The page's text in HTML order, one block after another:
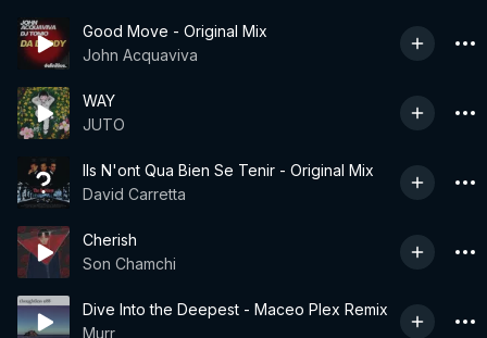
Good Move - Original Mix
John Acquaviva
WAY
JUTO
Ils N'ont Qua Bien Se Tenir - Original Mix
David Carretta
Cherish
Son Chamchi
Dive Into the Deepest - Maceo Plex Remix
Murr